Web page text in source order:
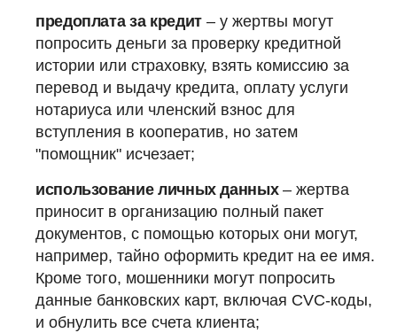
предоплата за кредит– у жертвы могут
попросить деньги за проверку кредитной
истории или страховку, взять комиссию за
перевод и выдачу кредита, оплату услуги
нотариуса или членский взнос для
вступления в кооператив, но затем
"помощник" исчезает;
использование личных данных– жертва
приносит в организацию полный пакет
документов, с помощью которых они могут,
например, тайно оформить кредит на ее имя.
Кроме того, мошенники могут попросить
данные банковских карт, включая CVC-коды,
и обнулить все счета клиента;